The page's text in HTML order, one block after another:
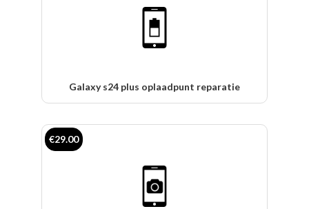
Galaxy s24 plus oplaadpunt reparatie
€29.00